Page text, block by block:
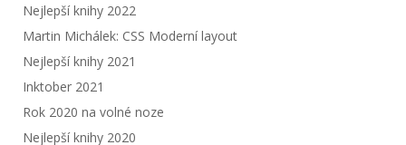
Nejlepší knihy 2022
Martin Michálek: CSS Moderní layout
Nejlepší knihy 2021
Inktober 2021
Rok 2020 na volné noze
Nejlepší knihy 2020